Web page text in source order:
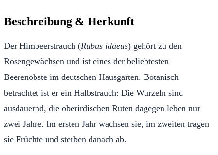
Beschreibung & Herkunft
Der Himbeerstrauch (Rubus idaeus) gehört zu den
Rosengewächsen und ist eines der beliebtesten
Beerenobste im deutschen Hausgarten. Botanisch
betrachtet ist er ein Halbstrauch: Die Wurzeln sind
ausdauernd, die oberirdischen Ruten dagegen leben nur
zwei Jahre. Im ersten Jahr wachsen sie, im zweiten tragen
sie Früchte und sterben danach ab.